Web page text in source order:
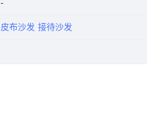
皮布沙发 接待沙发